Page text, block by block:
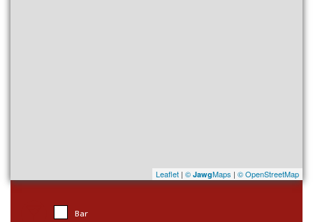
Leaflet | © JawgMaps | © OpenStreetMap
Bar